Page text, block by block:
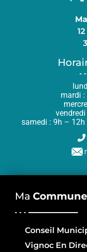
mardi
samedi : 9h – 12h
Ma Commune
Conseil
Vignoc En